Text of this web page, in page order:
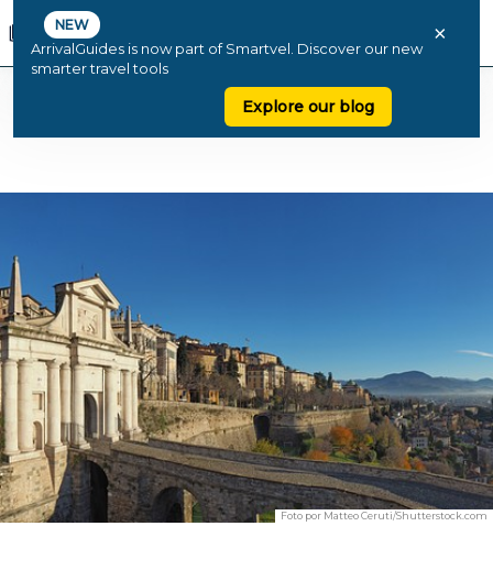
NEW
ArrivalGuides is now part of Smartvel. Discover our new
smarter travel tools
Explore our blog
×
Foto por Matteo Ceruti/Shutterstock.com